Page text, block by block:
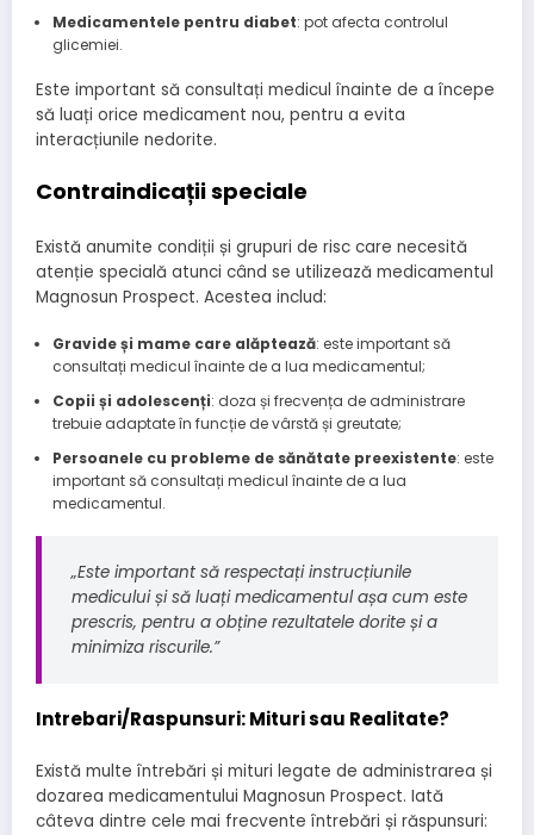
Medicamentele pentru diabet: pot afecta controlul
glicemiei.
Este important să consultați medicul înainte de a începe
să luați orice medicament nou, pentru a evita
interacțiunile nedorite.
Contraindicații speciale
Există anumite condiții și grupuri de risc care necesită
atenție specială atunci când se utilizează medicamentul
Magnosun Prospect. Acestea includ:
Gravide și mame care alăptează: este important să
consultați medicul înainte de a lua medicamentul;
Copii și adolescenți: doza și frecvența de administrare
trebuie adaptate în funcție de vârstă și greutate;
Persoanele cu probleme de sănătate preexistente: este
important să consultați medicul înainte de a lua
medicamentul.
„Este important să respectați instrucțiunile
medicului și să luați medicamentul așa cum este
prescris, pentru a obține rezultatele dorite și a
minimiza riscurile.”
Intrebari/Raspunsuri: Mituri sau Realitate?
Există multe întrebări și mituri legate de administrarea și
dozarea medicamentului Magnosun Prospect. Iată
câteva dintre cele mai frecvente întrebări și răspunsuri: